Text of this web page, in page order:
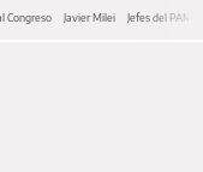
Congreso Javier Milei Jefes del PAMI